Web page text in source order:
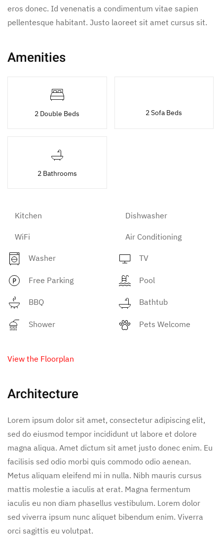
eros donec. Id venenatis a condimentum vitae sapien
pellentesque habitant. Justo laoreet sit amet cursus sit.
Amenities
2 Double Beds 2 Sofa Beds
2 Bathrooms
Kitchen Dishwasher
WiFi Air Conditioning
Washer TV
Free Parking Pool
BBQ Bathtub
Shower Pets Welcome
View the Floorplan
Architecture
Lorem ipsum dolor sit amet, consectetur adipiscing elit,
sed do eiusmod tempor incididunt ut labore et dolore
magna aliqua. Amet dictum sit amet justo donec enim. Eu
facilisis sed odio morbi quis commodo odio aenean.
Metus aliquam eleifend mi in nulla. Nibh mauris cursus
mattis molestie a iaculis at erat. Magna fermentum
iaculis eu non diam phasellus vestibulum. Lorem dolor
sed viverra ipsum nunc aliquet bibendum enim. Viverra
orci sagittis eu volutpat.